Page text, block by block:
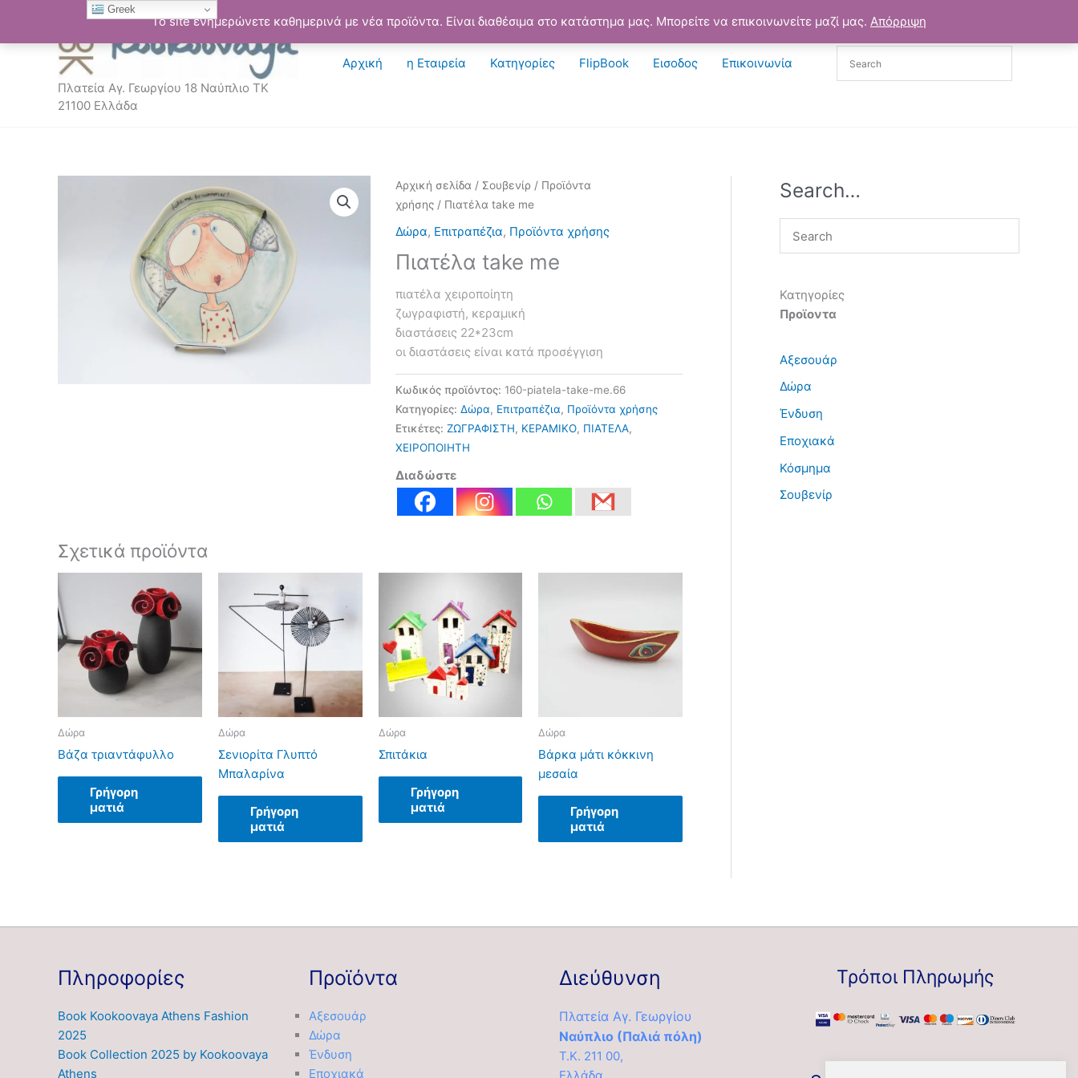
Το site ενημερώνετε καθημερινά με νέα προϊόντα. Είναι διαθέσιμα στο κατάστημα μας. Μπορείτε να επικοινωνείτε μαζί μας. Απόρριψη
περιεχόμενο
Πλατεία Αγ. Γεωργίου 18 Ναύπλιο ΤΚ
21100 Ελλάδα
Αρχική η Εταιρεία Κατηγορίες FlipBook Εισοδος Επικοινωνία
Αρχική σελίδα / Σουβενίρ / Προϊόντα
χρήσης/ Πιατέλα take me
Δώρα, Επιτραπέζια, Προϊόντα χρήσης
Πιατέλα take me
πιατέλα χειροποίητη
ζωγραφιστή, κεραμική
διαστάσεις 22*23cm
οι διαστάσεις είναι κατά προσέγγιση
Κωδικός προϊόντος: 160-piatela-take-me.66
Κατηγορίες: Δώρα, Επιτραπέζια, Προϊόντα χρήσης
Ετικέτες: ΖΩΓΡΑΦΙΣΤΗ, ΚΕΡΑΜΙΚΟ, ΠΙΑΤΕΛΑ,
ΧΕΙΡΟΠΟΙΗΤΗ
Διαδώστε
Σχετικά προϊόντα
Δώρα
Βάζα τριαντάφυλλο
Γρήγορη
ματιά
Δώρα
Σενιορίτα Γλυπτό
Μπαλαρίνα
Γρήγορη
ματιά
Δώρα
Σπιτάκια
Γρήγορη
ματιά
Δώρα
Βάρκα μάτι κόκκινη
μεσαία
Γρήγορη
ματιά
Search…
Κατηγορίες
Προϊοντα
Αξεσουάρ
Δώρα
Ένδυση
Εποχιακά
Κόσμημα
Σουβενίρ
Πληροφορίες
Book Kookoovaya Athens Fashion
2025
Book Collection 2025 by Kookoovaya
Athens
Προϊόντα
Αξεσουάρ
Δώρα
Ένδυση
Εποχιακά
Διεύθυνση
Πλατεία Αγ. Γεωργίου
Ναύπλιο (Παλιά πόλη)
Τ.Κ. 211 00,
Τρόποι Πληρωμής
Greek